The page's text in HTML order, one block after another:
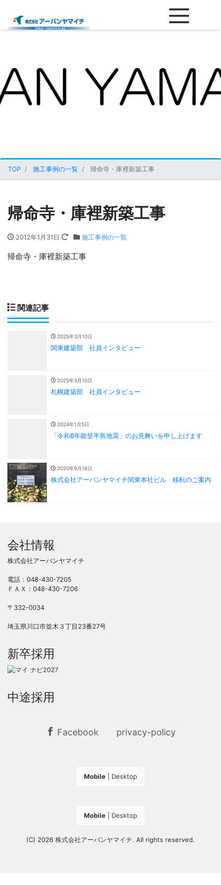
帰命寺・庫裡新築工事
TOP 施工事例の一覧 帰命寺・庫裡新築工事
帰命寺・庫裡新築工事
2012年1月31日 施工事例の一覧
帰命寺・庫裡新築工事
関連記事
2025年3月10日
関東建築部 社員インタビュー
2025年3月10日
札幌建築部 社員インタビュー
2024年1月5日
「令和6年能登半島地震」のお見舞いを申し上げます
2020年9月16日
株式会社アーバンヤマイチ関東本社ビル 移転のご案内
会社情報
株式会社アーバンヤマイチ
電話：048-430-7205
ＦＡＸ：048-430-7206
〒332-0034
埼玉県川口市並木３丁目23番27号
新卒採用
中途採用
Facebook privacy-policy
Mobile Desktop
Mobile Desktop
(C) 2026 株式会社アーバンヤマイチ. All rights reserved.